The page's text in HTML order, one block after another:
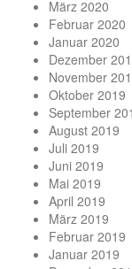
März 2020
Februar 2020
Januar 2020
Dezember
November
Oktober 2019
September
August 2019
Juli 2019
Juni 2019
Mai 2019
April 2019
März 2019
Februar 2019
Januar 2019